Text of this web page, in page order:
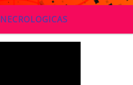
NECROLOGICAS